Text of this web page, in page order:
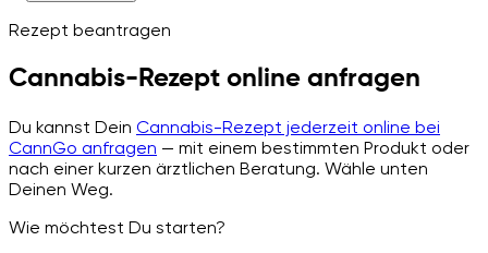
Rezept beantragen
Cannabis-Rezept online anfragen
Du kannst Dein Cannabis-Rezept jederzeit online bei
CannGo anfragen — mit einem bestimmten Produkt oder
nach einer kurzen ärztlichen Beratung. Wähle unten
Deinen Weg.
Wie möchtest Du starten?